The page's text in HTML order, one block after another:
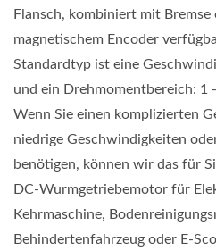
Flansch, kombiniert mit
magnetischem Encoder
Standardtyp ist eine
und ein Drehmomentbereich: 1
Wenn Sie einen komplizierten
niedrige Geschwindigkeiten
benötigen, können wir das für
DC-Wurmgetriebemotor für
Kehrmaschine,
Behindertenfahrzeug oder E-